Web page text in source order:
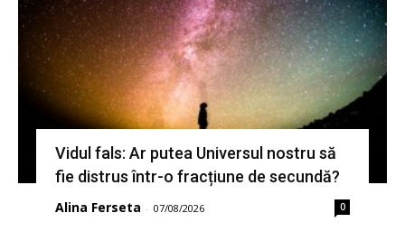
Vidul fals: Ar putea Universul nostru să
fie distrus într-o fracțiune de secundă?
Alina Ferseta - 07/08/2026 0